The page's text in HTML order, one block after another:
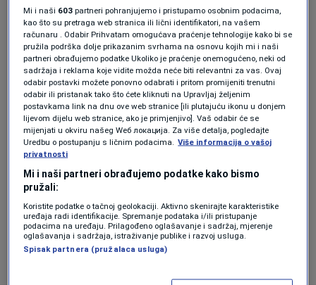
POTROŠNJA
BOGATSTVO
Bogate žene ove godine potrošile
više na umjetnine od muškaraca
Forbes
NOVAC
potrošiti 1.652 dolara
Forbes
Mi i naši 603 partneri pohranjujemo i pristupamo osobnim podacima,
kao što su pretraga web stranica ili lični identifikatori, na vašem
računaru . Odabir Prihvatam omogućava praćenje tehnologije kako bi se
pružila podrška dolje prikazanim svrhama na osnovu kojih mi i naši
partneri obrađujemo podatke Ukoliko je praćenje onemogućeno, neki od
sadržaja i reklama koje vidite možda neće biti relevantni za vas. Ovaj
odabir postavki možete ponovno odabrati i pritom promijeniti trenutni
odabir ili pristanak tako što ćete kliknuti na Upravljaj željenim
postavkama link na dnu ove web stranice [ili plutajuću ikonu u donjem
lijevom dijelu web stranice, ako je primjenjivo]. Vaš odabir će se
mijenjati u okviru našeg Wеб локација. Za više detalja, pogledajte
Uredbu o postupanju s ličnim podacima.
Više informacija o vašoj
privatnosti
Mi i naši partneri obrađujemo podatke kako bismo
pružali:
Koristite podatke o tačnoj geolokaciji. Aktivno skenirajte karakteristike
uređaja radi identifikacije. Spremanje podataka i/ili pristupanje
podacima na uređaju. Prilagođeno oglašavanje i sadržaj, mjerenje
oglašavanja i sadržaja, istraživanje publike i razvoj usluga.
Spisak partnera (pružalaca usluga)